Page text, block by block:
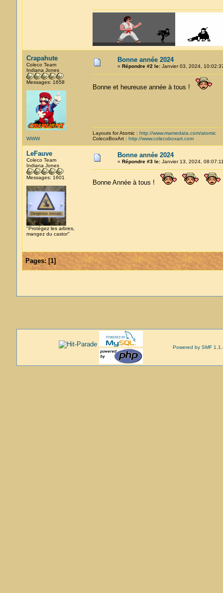
Crapahute
Coleco Team
Indiana Jones
Messages: 1658
WWW
Bonne année 2024
« Répondre #2 le:Janvier 03, 2024,
Bonne et heureuse année à tous !
Layouts for Atomic : http://www.mamedata.com/atomic
ColecoBoxArt : http://www.colecoboxart.com
LeFauve
Coleco Team
Indiana Jones
Messages: 1601
"Protégez les arbres,
mangez du castor"
Bonne année 2024
« Répondre #3 le:Janvier 13, 2024,
Bonne Année à tous !
Pages:[1]
Powered by SMF